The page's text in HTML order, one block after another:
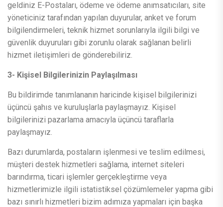
geldiniz E-Postaları, ödeme ve ödeme anımsatıcıları, site
yöneticiniz tarafından yapılan duyurular, anket ve forum
bilgilendirmeleri, teknik hizmet sorunlarıyla ilgili bilgi ve
güvenlik duyuruları gibi zorunlu olarak sağlanan belirli
hizmet iletişimleri de gönderebiliriz.
3- Kişisel Bilgilerinizin Paylaşılması
Bu bildirimde tanımlananın haricinde kişisel bilgilerinizi
üçüncü şahıs ve kuruluşlarla paylaşmayız. Kişisel
bilgilerinizi pazarlama amacıyla üçüncü taraflarla
paylaşmayız.
Bazı durumlarda, postaların işlenmesi ve teslim edilmesi,
müşteri destek hizmetleri sağlama, internet siteleri
barındırma, ticari işlemler gerçekleştirme veya
hizmetlerimizle ilgili istatistiksel çözümlemeler yapma gibi
bazı sınırlı hizmetleri bizim adımıza yapmaları için başka